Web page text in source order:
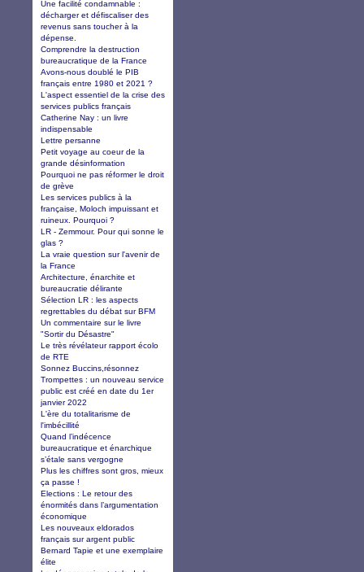
Une facilité condamnable :
décharger et défiscaliser des
revenus sans toucher à la
dépense.
Comprendre la destruction
bureaucratique de la France
Avons-nous doublé le PIB
français entre 1980 et 2021 ?
L'aspect essentiel de la crise des
services publics français
Catherine Nay : un livre
indispensable
Lettre persanne
Petit voyage au coeur de la
grande désinformation
Pourquoi ne pas réformer le droit
de grève
Les services publics à la
française, Moloch impuissant et
ruineux. Pourquoi ?
LR - Zemmour. Pour qui sonne le
glas ?
La vraie question sur l'avenir de
la France
Architecture, énarchite et
bureaucratie délirante
Sélection LR : les aspects
regrettables du débat sur BFM
Un commentaire sur le livre
"Sortir du Désastre"
Le très révélateur rapport écolo
de RTE
Sonnez Buccins,résonnez
Trompettes : un nouveau service
public est créé en date du 1er
janvier 2022
L'ère du totalitarisme de
l'imbécillité
Quand l’indécence
bureaucratique et énarchique
s’étale sans vergogne
Plus les chiffres sont gros, mieux
ça passe !
Elections : Le retour des
énormités dans l’argumentation
économique
Les nouveaux eldorados
français sur argent public
Bernard Tapie et une exemplaire
élite